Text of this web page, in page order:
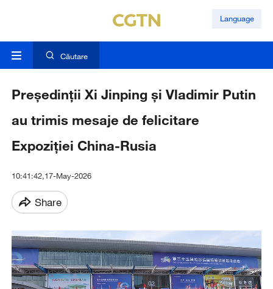
Language
Căutare
Președinții Xi Jinping și Vladimir Putin
au trimis mesaje de felicitare
Expoziției China-Rusia
10:41:42,17-May-2026
Share